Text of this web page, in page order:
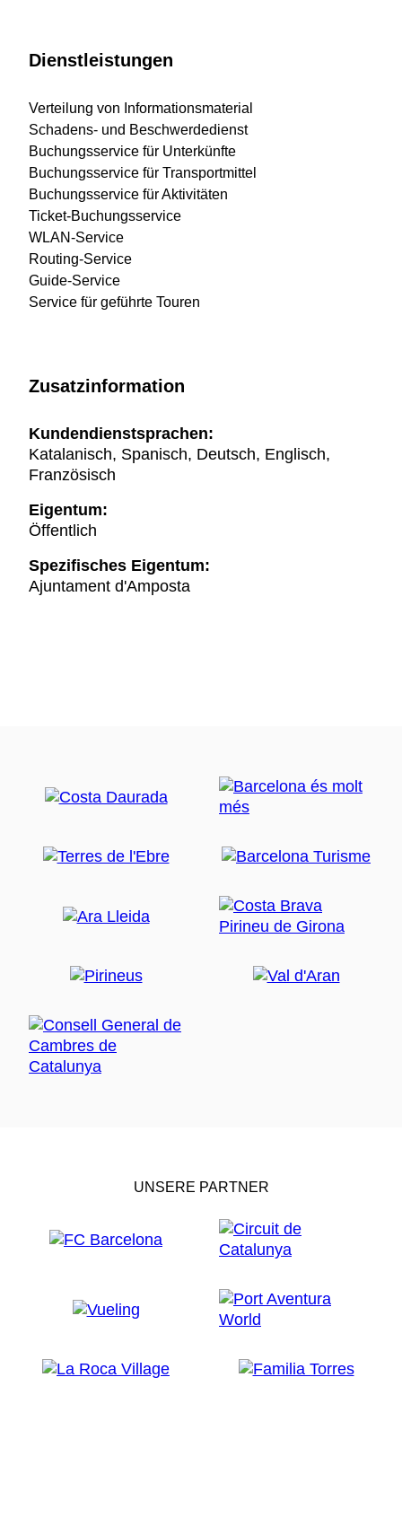
Dienstleistungen
Verteilung von Informationsmaterial
Schadens- und Beschwerdedienst
Buchungsservice für Unterkünfte
Buchungsservice für Transportmittel
Buchungsservice für Aktivitäten
Ticket-Buchungsservice
WLAN-Service
Routing-Service
Guide-Service
Service für geführte Touren
Zusatzinformation
Kundendienstsprachen:
Katalanisch, Spanisch, Deutsch, Englisch,
Französisch
Eigentum:
Öffentlich
Spezifisches Eigentum:
Ajuntament d'Amposta
UNSERE PARTNER